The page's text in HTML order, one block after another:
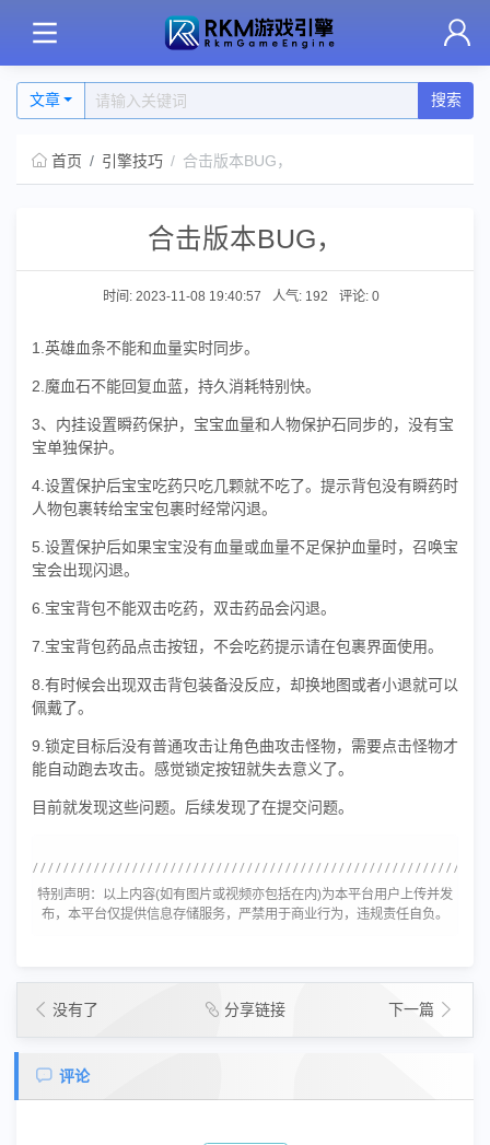
文章 搜索
首页 引擎技巧 合击版本BUG，
合击版本BUG，
时间: 2023-11-08 19:40:57 人气: 192 评论: 0
1.英雄血条不能和血量实时同步。
2.魔血石不能回复血蓝，持久消耗特别快。
3、内挂设置瞬药保护，宝宝血量和人物保护石同步的，没有宝
宝单独保护。
4.设置保护后宝宝吃药只吃几颗就不吃了。提示背包没有瞬药时
人物包裹转给宝宝包裹时经常闪退。
5.设置保护后如果宝宝没有血量或血量不足保护血量时，召唤宝
宝会出现闪退。
6.宝宝背包不能双击吃药，双击药品会闪退。
7.宝宝背包药品点击按钮，不会吃药提示请在包裹界面使用。
8.有时候会出现双击背包装备没反应，却换地图或者小退就可以
佩戴了。
9.锁定目标后没有普通攻击让角色曲攻击怪物，需要点击怪物才
能自动跑去攻击。感觉锁定按钮就失去意义了。
目前就发现这些问题。后续发现了在提交问题。
特别声明：以上内容(如有图片或视频亦包括在内)为本平台用户上传并发
布，本平台仅提供信息存储服务，严禁用于商业行为，违规责任自负。
没有了 分享链接 下一篇
评论